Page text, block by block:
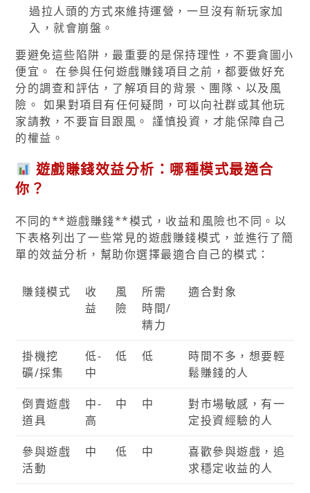
過拉人頭的方式來維持運營，一旦沒有新玩家加
入，就會崩盤。
要避免這些陷阱，最重要的是保持理性，不要貪圖小
便宜。 在參與任何遊戲賺錢項目之前，都要做好充
分的調查和評估，了解項目的背景、團隊、以及風
險。 如果對項目有任何疑問，可以向社群或其他玩
家請教，不要盲目跟風。 謹慎投資，才能保障自己
的權益。
遊戲賺錢效益分析：哪種模式最適合
你？
不同的**遊戲賺錢**模式，收益和風險也不同。以
下表格列出了一些常見的遊戲賺錢模式，並進行了簡
單的效益分析，幫助你選擇最適合自己的模式：
賺錢模式
收
益
風
險
所需
時間/
精力
適合對象
掛機挖
礦/採集
低-
中
低 低
時間不多，想要輕
鬆賺錢的人
倒賣遊戲
道具
中-
高
中 中
對市場敏感，有一
定投資經驗的人
參與遊戲
活動
中 低 中
喜歡參與遊戲，追
求穩定收益的人